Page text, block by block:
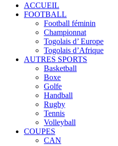
ACCUEIL
FOOTBALL
Football féminin
Championnat
Togolais d’ Europe
Togolais d’Afrique
AUTRES SPORTS
Basketball
Boxe
Golfe
Handball
Rugby
Tennis
Volleyball
COUPES
CAN